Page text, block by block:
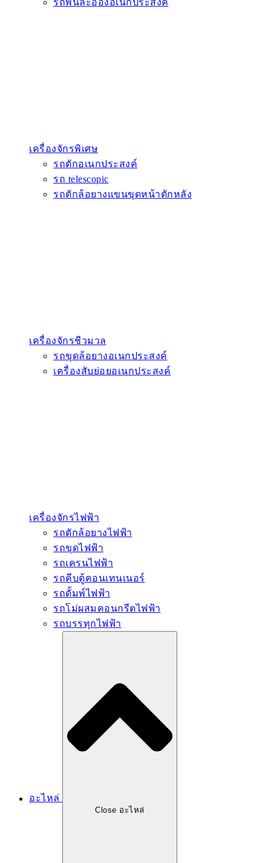
รถพ่นละอองอเนกประสงค์
เครื่องจักรพิเศษ
รถตักอเนกประสงค์
รถ telescopic
รถตักล้อยางแขนขุดหน้าตักหลัง
เครื่องจักรชีวมวล
รถขุดล้อยางอเนกประสงค์
เครื่องสับย่อยอเนกประสงค์
เครื่องจักรไฟฟ้า
รถตักล้อยางไฟฟ้า
รถขุดไฟฟ้า
รถเครนไฟฟ้า
รถคีบตู้คอนเทนเนอร์
รถดั้มพ์ไฟฟ้า
รถโม่ผสมคอนกรีตไฟฟ้า
รถบรรทุกไฟฟ้า
อะไหล่
Close อะไหล่